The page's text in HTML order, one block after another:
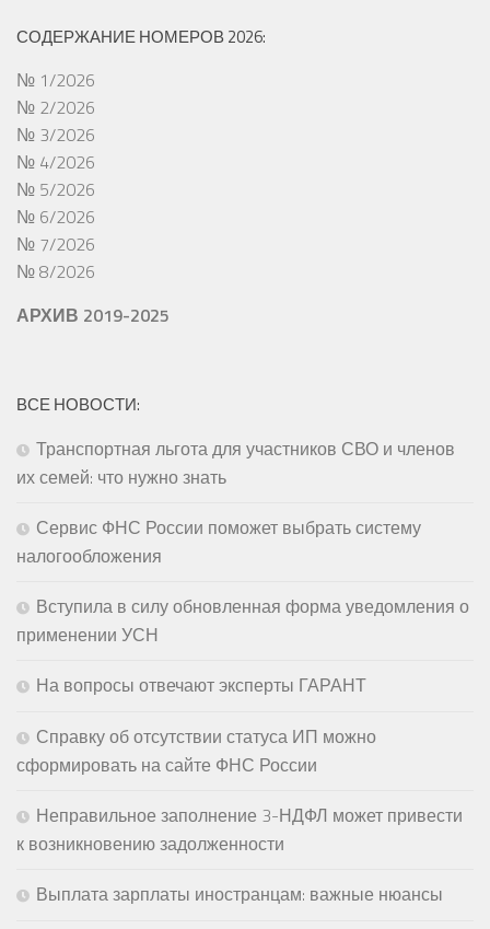
СОДЕРЖАНИЕ НОМЕРОВ 2026:
№ 1/2026
№ 2/2026
№ 3/2026
№ 4/2026
№ 5/2026
№ 6/2026
№ 7/2026
№ 8/2026
АРХИВ 2019-2025
ВСЕ НОВОСТИ:
Транспортная льгота для участников СВО и членов
их семей: что нужно знать
Сервис ФНС России поможет выбрать систему
налогообложения
Вступила в силу обновленная форма уведомления о
применении УСН
На вопросы отвечают эксперты ГАРАНТ
Справку об отсутствии статуса ИП можно
сформировать на сайте ФНС России
Неправильное заполнение 3-НДФЛ может привести
к возникновению задолженности
Выплата зарплаты иностранцам: важные нюансы